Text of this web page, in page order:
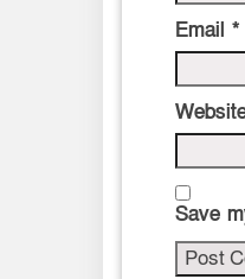
Email *
Save